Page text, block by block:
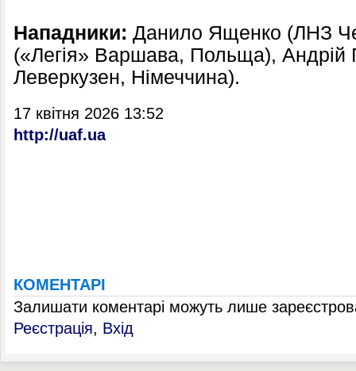
Нападники: Данило Ященко (ЛНЗ
(«Легія» Варшава, Польща), Андрій
Леверкузен, Німеччина).
17 квітня 2026 13:52
http://uaf.ua
КОМЕНТАРІ
Залишати коментарі можуть лише
Реєстрація, Вхід